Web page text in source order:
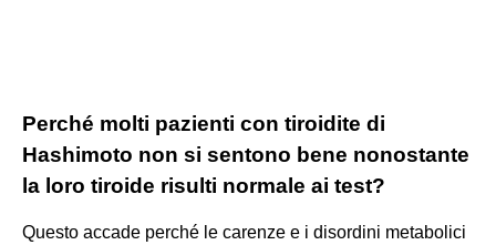
Perché molti pazienti con tiroidite di
Hashimoto non si sentono bene nonostante
la loro tiroide risulti normale ai test?
Questo accade perché le carenze e i disordini metabolici